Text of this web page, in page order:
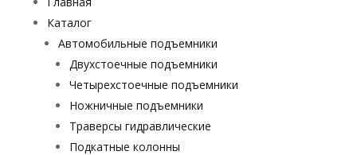
Каталог
Автомобильные подъемники
Двухстоечные подъемники
Четырехстоечные подъемники
Ножничные подъемники
Траверсы гидравлические
Подкатные колонны